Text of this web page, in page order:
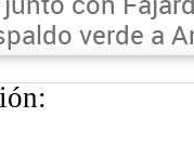
verde a